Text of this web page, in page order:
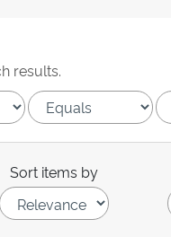
results.
Sort items by